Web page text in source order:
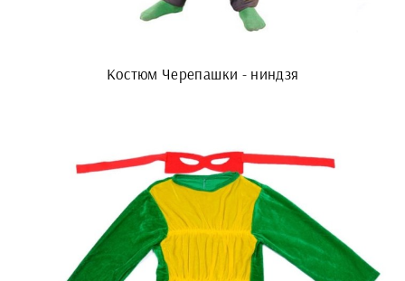
Костюм Черепашки - ниндзя